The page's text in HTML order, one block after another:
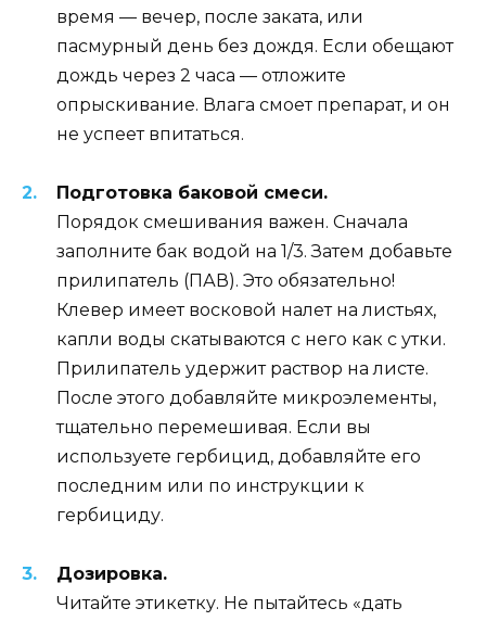
время — вечер, после заката, или
пасмурный день без дождя. Если обещают
дождь через 2 часа — отложите
опрыскивание. Влага смоет препарат, и он
не успеет впитаться.
Подготовка баковой смеси.
Порядок смешивания важен. Сначала
заполните бак водой на 1/3. Затем добавьте
прилипатель (ПАВ). Это обязательно!
Клевер имеет восковой налет на листьях,
капли воды скатываются с него как с утки.
Прилипатель удержит раствор на листе.
После этого добавляйте микроэлементы,
тщательно перемешивая. Если вы
используете гербицид, добавляйте его
последним или по инструкции к
гербициду.
Дозировка.
Читайте этикетку. Не пытайтесь «дать